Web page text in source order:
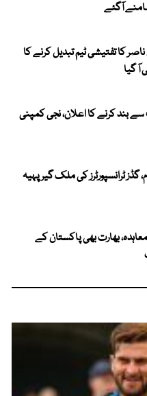
آگئے
کا تفتیشی ٹیم تبدیل کرنے کا
آ گیا
11 اگست سے بند کرنے کا اعلان، نجی کمپنی
ٹرانسپورٹرز کی ملک گیر پہیہ
بھارت بھی پاکستان کے